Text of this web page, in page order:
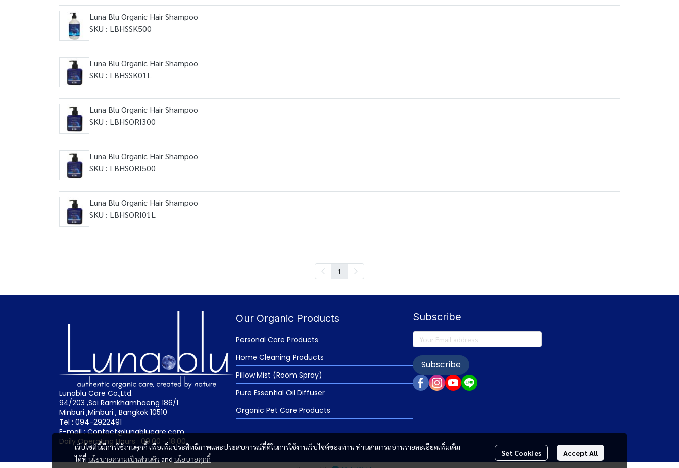
Luna Blu Organic Hair Shampoo
SKU : LBHSSK500
Luna Blu Organic Hair Shampoo
SKU : LBHSSK01L
Luna Blu Organic Hair Shampoo
SKU : LBHSORI300
Luna Blu Organic Hair Shampoo
SKU : LBHSORI500
Luna Blu Organic Hair Shampoo
SKU : LBHSORI01L
1
เว็บไซต์นี้มีการใช้งานคุกกี้ เพื่อเพิ่มประสิทธิภาพและประสบการณ์ที่ดีในการใช้งานเว็บไซต์ของท่าน ท่านสามารถอ่านรายละเอียดเพิ่มเติม
ได้ที่ นโยบายความเป็นส่วนตัว and นโยบายคุกกี้
Set Cookies Accept All
Lunablu Care Co.,Ltd.
94/203 ,Soi Ramkhamhaeng 186/1
Minburi ,Minburi , Bangkok 10510
Tel : 094-2922491
E-mail : Contact@lunablucare.com
Daily Operating Hours : 09.00 - 18.00
Our Organic Products
Personal Care Products
Home Cleaning Products
Pillow Mist (Room Spray)
Pure Essential Oil Diffuser
Organic Pet Care Products
Subscribe
Subscribe